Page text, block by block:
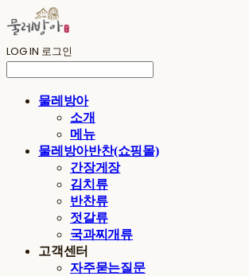
LOG IN 로그인
물레방아
소개
메뉴
물레방아반찬(쇼핑몰)
간장게장
김치류
반찬류
젓갈류
국과찌개류
고객센터
자주묻는질문